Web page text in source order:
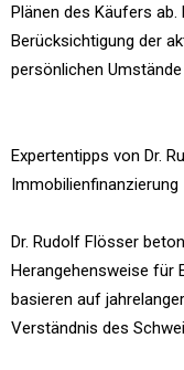
Plänen des Käufers
Berücksichtigung der
persönlichen
Expertentipps von Dr.
Immobilienfinanzierung
Dr. Rudolf Flösser
Herangehensweise für
basieren auf
Verständnis des